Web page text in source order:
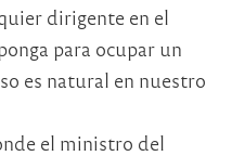
dirigente en el
para ocupar un
es natural en nuestro
el ministro del